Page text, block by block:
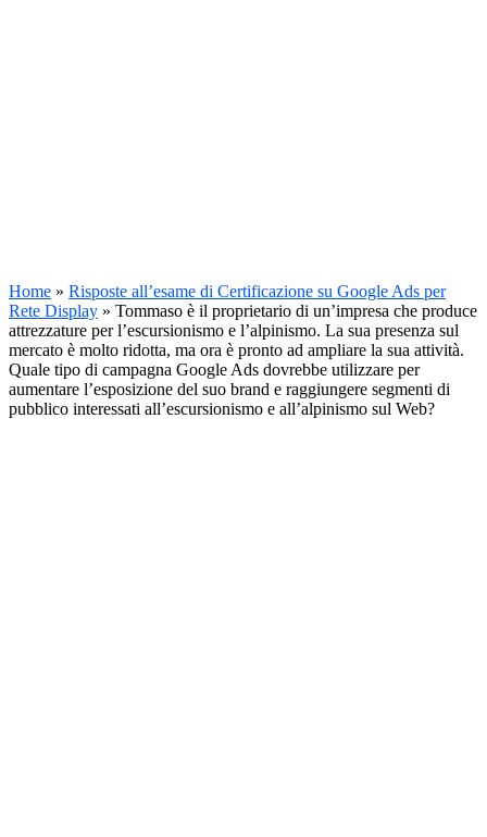
Home » Risposte all’esame di Certificazione su Google Ads per
Rete Display » Tommaso è il proprietario di un’impresa che produce
attrezzature per l’escursionismo e l’alpinismo. La sua presenza sul
mercato è molto ridotta, ma ora è pronto ad ampliare la sua attività.
Quale tipo di campagna Google Ads dovrebbe utilizzare per
aumentare l’esposizione del suo brand e raggiungere segmenti di
pubblico interessati all’escursionismo e all’alpinismo sul Web?